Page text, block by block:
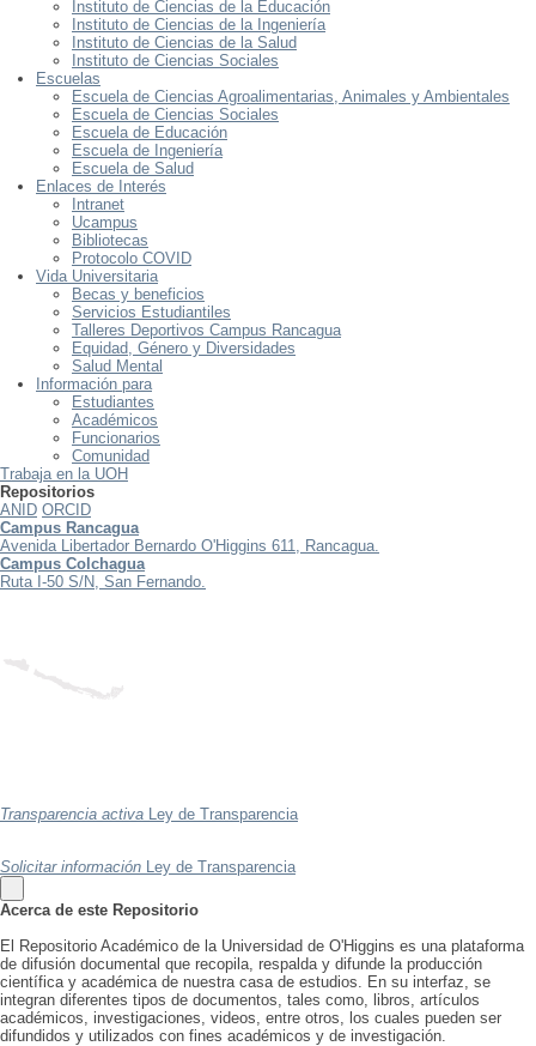
Instituto de Ciencias de la Educación
Instituto de Ciencias de la Ingeniería
Instituto de Ciencias de la Salud
Instituto de Ciencias Sociales
Escuelas
Escuela de Ciencias Agroalimentarias, Animales y Ambientales
Escuela de Ciencias Sociales
Escuela de Educación
Escuela de Ingeniería
Escuela de Salud
Enlaces de Interés
Intranet
Ucampus
Bibliotecas
Protocolo COVID
Vida Universitaria
Becas y beneficios
Servicios Estudiantiles
Talleres Deportivos Campus Rancagua
Equidad, Género y Diversidades
Salud Mental
Información para
Estudiantes
Académicos
Funcionarios
Comunidad
Trabaja en la UOH
Repositorios
ANID ORCID
Campus Rancagua
Avenida Libertador Bernardo O'Higgins 611, Rancagua.
Campus Colchagua
Ruta I-50 S/N, San Fernando.
Transparencia activa Ley de Transparencia
Solicitar información Ley de Transparencia
Acerca de este Repositorio
El Repositorio Académico de la Universidad de O'Higgins es una plataforma
de difusión documental que recopila, respalda y difunde la producción
científica y académica de nuestra casa de estudios. En su interfaz, se
integran diferentes tipos de documentos, tales como, libros, artículos
académicos, investigaciones, videos, entre otros, los cuales pueden ser
difundidos y utilizados con fines académicos y de investigación.